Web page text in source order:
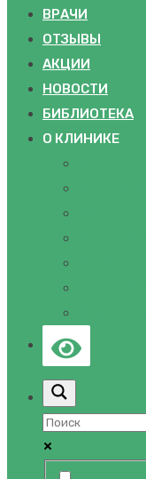
ВРАЧИ
ОТЗЫВЫ
АКЦИИ
НОВОСТИ
БИБЛИОТЕКА
О КЛИНИКЕ